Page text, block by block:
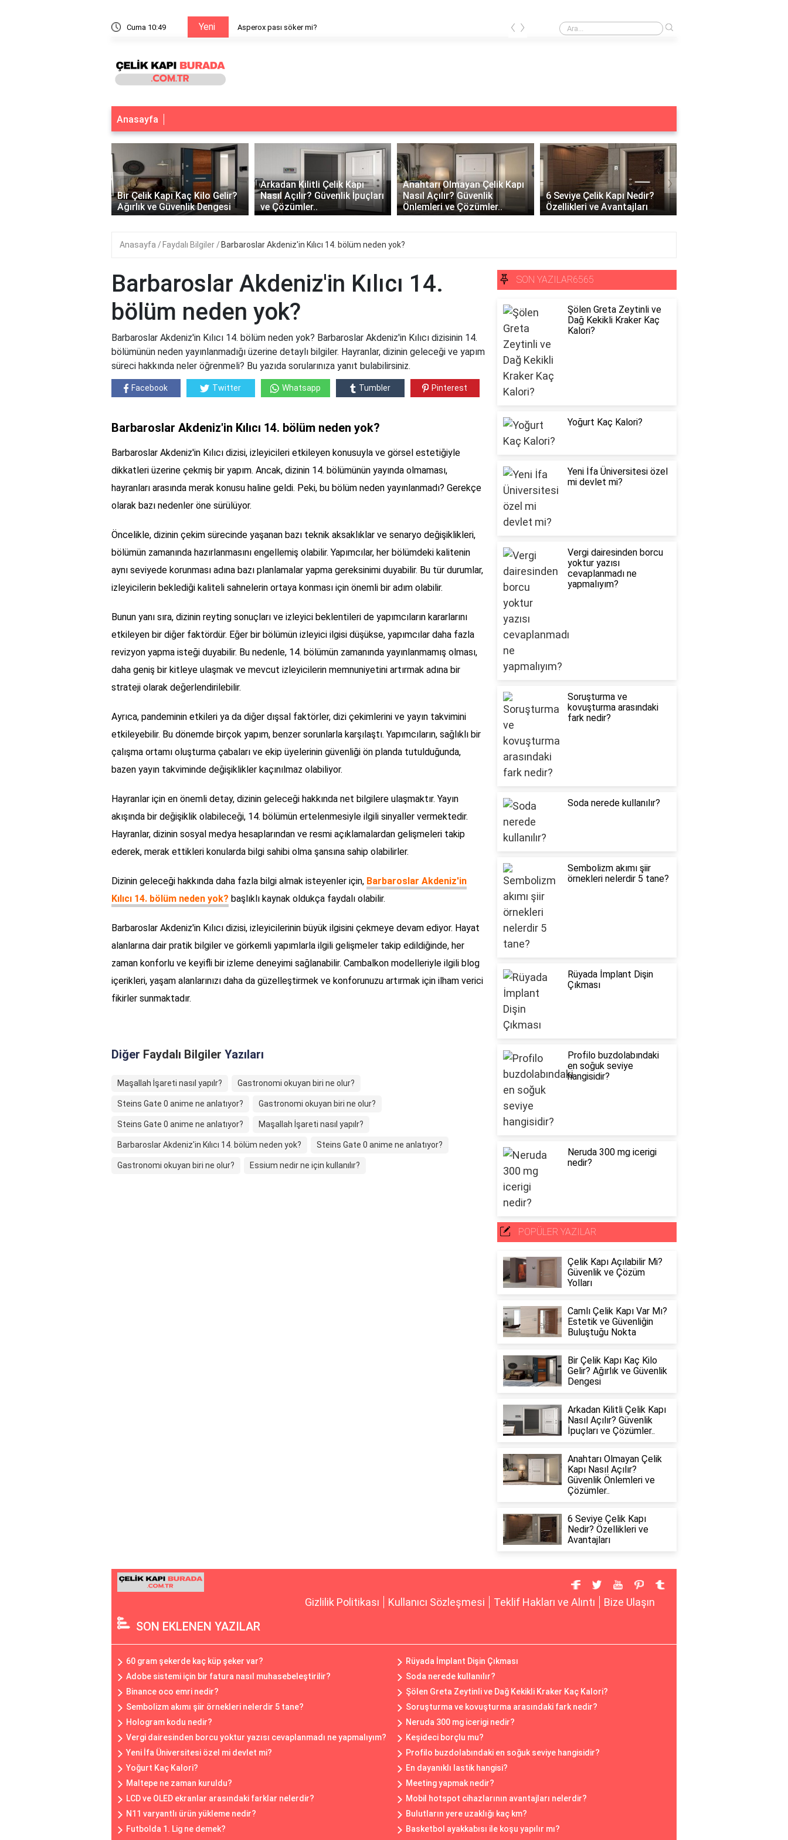
Cuma 10:49 Yeni Asperox pası söker mi? Merkezi kilit acilmiyor ne yapmalıyım?
‹ ›
Anasayfa
Bir Çelik Kapı Kaç Kilo Gelir?
Ağırlık ve Güvenlik Dengesi
Arkadan Kilitli Çelik Kapı
Nasıl Açılır? Güvenlik İpuçları
ve Çözümler..
Anahtarı Olmayan Çelik Kapı
Nasıl Açılır? Güvenlik
Önlemleri ve Çözümler..
6 Seviye Çelik Kapı Nedir?
Özellikleri ve Avantajları
‹ ›
Anasayfa Faydalı Bilgiler Barbaroslar Akdeniz'in Kılıcı 14. bölüm neden yok?
Barbaroslar Akdeniz'in Kılıcı 14.
bölüm neden yok?
Barbaroslar Akdeniz'in Kılıcı 14. bölüm neden yok? Barbaroslar Akdeniz'in Kılıcı dizisinin 14.
bölümünün neden yayınlanmadığı üzerine detaylı bilgiler. Hayranlar, dizinin geleceği ve yapım
süreci hakkında neler öğrenmeli? Bu yazıda sorularınıza yanıt bulabilirsiniz.
Facebook Twitter Whatsapp Tumbler Pinterest
Barbaroslar Akdeniz'in Kılıcı 14. bölüm neden yok?
Barbaroslar Akdeniz'in Kılıcı dizisi, izleyicileri etkileyen konusuyla ve görsel estetiğiyle
dikkatleri üzerine çekmiş bir yapım. Ancak, dizinin 14. bölümünün yayında olmaması,
hayranları arasında merak konusu haline geldi. Peki, bu bölüm neden yayınlanmadı? Gerekçe
olarak bazı nedenler öne sürülüyor.
Öncelikle, dizinin çekim sürecinde yaşanan bazı teknik aksaklıklar ve senaryo değişiklikleri,
bölümün zamanında hazırlanmasını engellemiş olabilir. Yapımcılar, her bölümdeki kalitenin
aynı seviyede korunması adına bazı planlamalar yapma gereksinimi duyabilir. Bu tür durumlar,
izleyicilerin beklediği kaliteli sahnelerin ortaya konması için önemli bir adım olabilir.
Bunun yanı sıra, dizinin reyting sonuçları ve izleyici beklentileri de yapımcıların kararlarını
etkileyen bir diğer faktördür. Eğer bir bölümün izleyici ilgisi düşükse, yapımcılar daha fazla
revizyon yapma isteği duyabilir. Bu nedenle, 14. bölümün zamanında yayınlanmamış olması,
daha geniş bir kitleye ulaşmak ve mevcut izleyicilerin memnuniyetini artırmak adına bir
strateji olarak değerlendirilebilir.
Ayrıca, pandeminin etkileri ya da diğer dışsal faktörler, dizi çekimlerini ve yayın takvimini
etkileyebilir. Bu dönemde birçok yapım, benzer sorunlarla karşılaştı. Yapımcıların, sağlıklı bir
çalışma ortamı oluşturma çabaları ve ekip üyelerinin güvenliği ön planda tutulduğunda,
bazen yayın takviminde değişiklikler kaçınılmaz olabiliyor.
Hayranlar için en önemli detay, dizinin geleceği hakkında net bilgilere ulaşmaktır. Yayın
akışında bir değişiklik olabileceği, 14. bölümün ertelenmesiyle ilgili sinyaller vermektedir.
Hayranlar, dizinin sosyal medya hesaplarından ve resmi açıklamalardan gelişmeleri takip
ederek, merak ettikleri konularda bilgi sahibi olma şansına sahip olabilirler.
Dizinin geleceği hakkında daha fazla bilgi almak isteyenler için, Barbaroslar Akdeniz'in
Kılıcı 14. bölüm neden yok? başlıklı kaynak oldukça faydalı olabilir.
Barbaroslar Akdeniz'in Kılıcı dizisi, izleyicilerinin büyük ilgisini çekmeye devam ediyor. Hayat
alanlarına dair pratik bilgiler ve görkemli yapımlarla ilgili gelişmeler takip edildiğinde, her
zaman konforlu ve keyifli bir izleme deneyimi sağlanabilir. Cambalkon modelleriyle ilgili blog
içerikleri, yaşam alanlarınızı daha da güzelleştirmek ve konforunuzu artırmak için ilham verici
fikirler sunmaktadır.
Diğer Faydalı Bilgiler Yazıları
Maşallah İşareti nasıl yapılr? Gastronomi okuyan biri ne olur?
Steins Gate 0 anime ne anlatıyor? Gastronomi okuyan biri ne olur?
Steins Gate 0 anime ne anlatıyor? Maşallah İşareti nasıl yapılr?
Barbaroslar Akdeniz'in Kılıcı 14. bölüm neden yok? Steins Gate 0 anime ne anlatıyor?
Gastronomi okuyan biri ne olur? Essium nedir ne için kullanılır?
SON YAZILAR6565
Şölen Greta Zeytinli ve
Dağ Kekikli Kraker Kaç
Kalori?
Yoğurt Kaç Kalori?
Yeni İfa Üniversitesi özel
mi devlet mi?
Vergi dairesinden borcu
yoktur yazısı
cevaplanmadı ne
yapmalıyım?
Soruşturma ve
kovuşturma arasındaki
fark nedir?
Soda nerede kullanılır?
Sembolizm akımı şiir
örnekleri nelerdir 5 tane?
Rüyada İmplant Dişin
Çıkması
Profilo buzdolabındaki
en soğuk seviye
hangisidir?
Neruda 300 mg icerigi
nedir?
POPÜLER YAZILAR
Çelik Kapı Açılabilir Mi?
Güvenlik ve Çözüm
Yolları
Camlı Çelik Kapı Var Mı?
Estetik ve Güvenliğin
Buluştuğu Nokta
Bir Çelik Kapı Kaç Kilo
Gelir? Ağırlık ve Güvenlik
Dengesi
Arkadan Kilitli Çelik Kapı
Nasıl Açılır? Güvenlik
İpuçları ve Çözümler..
Anahtarı Olmayan Çelik
Kapı Nasıl Açılır?
Güvenlik Önlemleri ve
Çözümler..
6 Seviye Çelik Kapı
Nedir? Özellikleri ve
Avantajları
Gizlilik Politikası Kullanıcı Sözleşmesi Teklif Hakları ve Alıntı Bize Ulaşın
SON EKLENEN YAZILAR
60 gram şekerde kaç küp şeker var?
Rüyada İmplant Dişin Çıkması
Adobe sistemi için bir fatura nasıl muhasebeleştirilir?
Soda nerede kullanılır?
Binance oco emri nedir?
Şölen Greta Zeytinli ve Dağ Kekikli Kraker Kaç Kalori?
Sembolizm akımı şiir örnekleri nelerdir 5 tane?
Soruşturma ve kovuşturma arasındaki fark nedir?
Hologram kodu nedir?
Neruda 300 mg icerigi nedir?
Vergi dairesinden borcu yoktur yazısı cevaplanmadı ne yapmalıyım?
Keşideci borçlu mu?
Yeni İfa Üniversitesi özel mi devlet mi?
Profilo buzdolabındaki en soğuk seviye hangisidir?
Yoğurt Kaç Kalori?
En dayanıklı lastik hangisi?
Maltepe ne zaman kuruldu?
Meeting yapmak nedir?
LCD ve OLED ekranlar arasındaki farklar nelerdir?
Mobil hotspot cihazlarının avantajları nelerdir?
N11 varyantlı ürün yükleme nedir?
Bulutların yere uzaklığı kaç km?
Futbolda 1. Lig ne demek?
Basketbol ayakkabısı ile koşu yapılır mı?